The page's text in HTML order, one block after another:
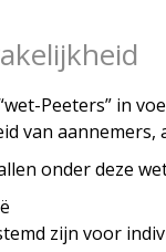
Peeters” in
van
onder deze
zijn voor